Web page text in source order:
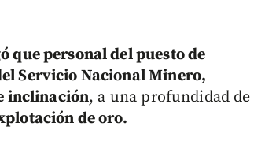
que personal del puesto de
Servicio Nacional Minero,
inclinación, a una profundidad de
de oro.